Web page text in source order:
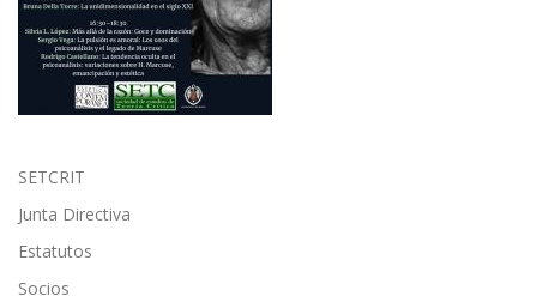
SETCRIT
Junta Directiva
Estatutos
Socios